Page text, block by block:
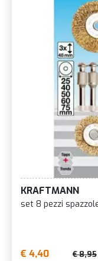
KRAFTMANN
set 8
€ 4,40 € 8,95